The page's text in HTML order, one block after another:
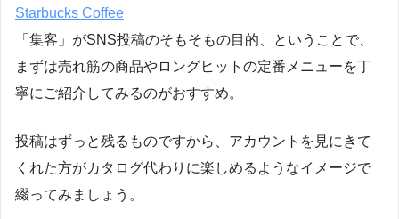
Starbucks Coffee
「集客」がSNS投稿のそもそもの目的、ということで、
まずは売れ筋の商品やロングヒットの定番メニューを丁
寧にご紹介してみるのがおすすめ。
投稿はずっと残るものですから、アカウントを見にきて
くれた方がカタログ代わりに楽しめるようなイメージで
綴ってみましょう。